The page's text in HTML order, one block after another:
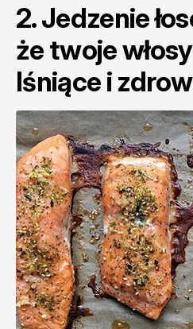
2. Jedzenie
że twoje
lśniące i